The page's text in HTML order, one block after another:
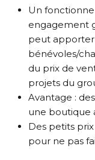
Un
engagement
peut apporter
bénévoles/
du prix de
projets du
Avantage :
une boutique
Des petits
pour ne pas